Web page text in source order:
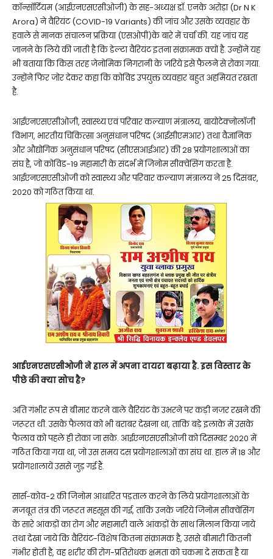
कॉन्सॉर्टियम (आईएनएसएसीओजी) के सह-अध्यक्ष डॉ. एनके अरोड़ा (Dr N K
Arora) ने वैरियंट (COVID-19 Variants) की जांच और उसके व्यवहार के
हवाले से मानक संचालन प्रक्रिया (एसओपी)के बारे में चर्चा की. यह जांच यह
जानने के लिये की जाती है कि डेल्टा वैरियंट इतना संक्रामक क्यों है. उन्होंने यह
भी बताया कि किस तरह जेनोमिक निगरानी के जरिये इसे फैलने से रोका गया.
उन्होंने फिर जोर देकर कहा कि कोविड उपयुक्त व्यवहार बहुत अहमियत रखता
है.
आईएनएसएसीओजी, स्वास्थ्य एवं परिवार कल्याण मंत्रालय, बायोटेक्नोलॉजी
विभाग, भारतीय चिकित्सा अनुसंधान परिषद (आईसीएमआर) तथा वैज्ञानिक
और औद्योगिक अनुसंधान परिषद (सीएसआईआर) की 28 प्रयोगशालाओं का
संघ है, जो कोविड-19 महामारी के संदर्भ में जिनोम सीक्वेंसिंग करता है.
आईएनएसएसीओजी को स्वास्थ्य और परिवार कल्याण मंत्रालय ने 25 दिसंबर,
2020 को गठित किया था.
आईएनएसएसीओजी ने हाल में अपना दायरा बढ़ाया है. इस विस्तार के
पीछे की क्या सोच है?
अति गंभीर रूप से बीमार करने वाले वैरियंट के उभरने पर कड़ी नजर रखने की
जरूरत थी. उसके फैलाव को भी बराबर देखना था, ताकि बड़े इलाके में उसके
फैलाव को पहले ही रोका जा सके. आईएनएसएसीओजी को दिसम्बर 2020 में
गठित किया गया था, जो उस समय दस प्रयोगशालाओं का संघ था. हाल में 18 और
प्रयोगशालायें उससे जुड़ गई हैं.
सार्स-कोव-2 की जिनोम आधारित पड़ताल करने के लिये प्रयोगशालाओं के
मजबूत तंत्र की जरूरत महसूस की गई, ताकि उनके जरिये जिनोम सीक्वेंसिंग
के सारे आंकड़ों का रोग और महामारी वाले आंकड़ों के साथ मिलान किया जाये
तथा देखा जाये कि वैरियंट-विशेष कितना संक्रामक है, उससे बीमारी कितनी
गंभीर होती है, वह शरीर की रोग-प्रतिरोधक क्षमता को चकमा दे सकता है या